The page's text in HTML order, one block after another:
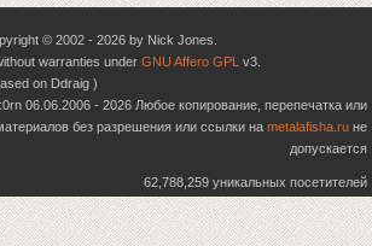
© 2002 - 2026 by Nick Jones.
warranties under GNU Affero GPL v3.
on Ddraig )
06.06.2006 - 2026 Любое копирование, перепечатка или
без разрешения или ссылки на metalafisha.ru не
допускается
62,788,259 уникальных посетителей